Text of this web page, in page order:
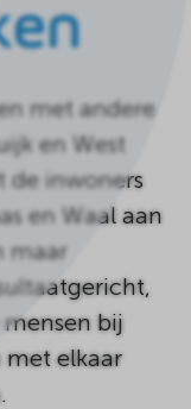
met andere
en West
de inwoners
en Waal aan
maar
bij
met elkaar